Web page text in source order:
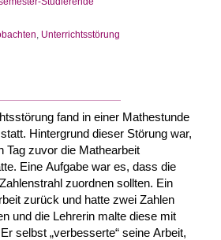
Unterrichtsstörung
fand in einer Mathestunde
Hintergrund dieser Störung war,
Tag zuvor die Mathearbeit
Eine Aufgabe war es, dass die
zuordnen sollten. Ein
zurück und hatte zwei Zahlen
und die Lehrerin malte diese mit
selbst „verbesserte“ seine Arbeit,